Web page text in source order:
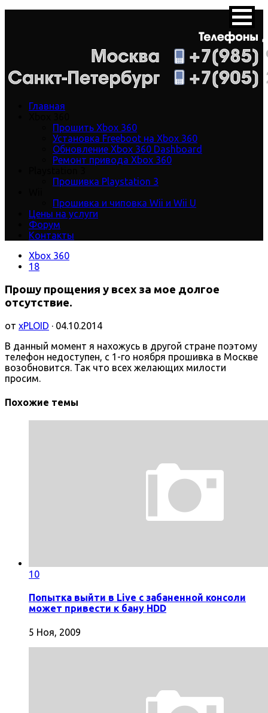
Главная
Прошить Xbox 360
Установка Freeboot на Xbox 360
Обновление Xbox 360 Dashboard
Ремонт привода Xbox 360
Прошивка Playstation 3
Прошивка и чиповка Wii и Wii U
Цены на услуги
Форум
Контакты
Xbox 360
18
Прошу прощения у всех за мое долгое
отсутствие.
от xPLOID · 04.10.2014
В данный момент я нахожусь в другой стране поэтому
телефон недоступен, с 1-го ноября прошивка в Москве
возобновится. Так что всех желающих милости
просим.
Похожие темы
10
Попытка выйти в Live с забаненной консоли
может привести к бану HDD
5 Ноя, 2009